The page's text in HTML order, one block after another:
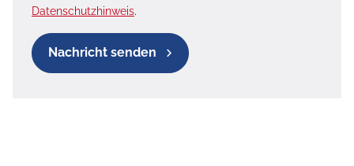
Datenschutzhinweis.
Nachricht senden